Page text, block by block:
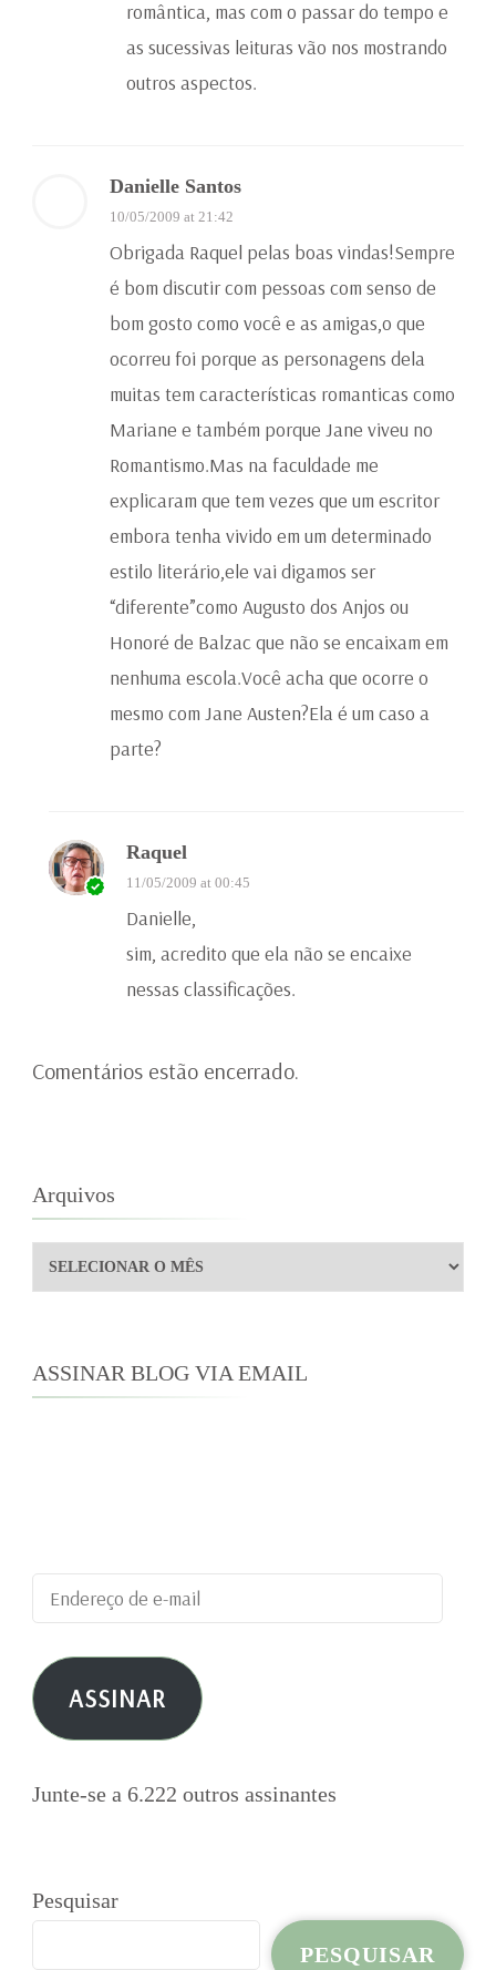
romântica, mas com o passar do tempo e
as sucessivas leituras vão nos mostrando
outros aspectos.
Danielle Santos
10/05/2009 at 21:42
Obrigada Raquel pelas boas vindas!Sempre
é bom discutir com pessoas com senso de
bom gosto como você e as amigas,o que
ocorreu foi porque as personagens dela
muitas tem características romanticas como
Mariane e também porque Jane viveu no
Romantismo.Mas na faculdade me
explicaram que tem vezes que um escritor
embora tenha vivido em um determinado
estilo literário,ele vai digamos ser
“diferente”como Augusto dos Anjos ou
Honoré de Balzac que não se encaixam em
nenhuma escola.Você acha que ocorre o
mesmo com Jane Austen?Ela é um caso a
parte?
Raquel
11/05/2009 at 00:45
Danielle,
sim, acredito que ela não se encaixe
nessas classificações.
Comentários estão encerrado.
Arquivos
Arquivos
ASSINAR BLOG VIA EMAIL
Endereço
de
e-
mail ASSINAR
Junte-se a 6.222 outros assinantes
Pesquisar
PESQUISAR